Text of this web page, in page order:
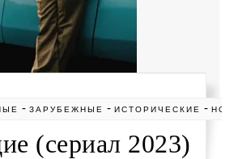
-ЗАРУБЕЖНЫЕ -ИСТОРИЧЕСКИЕ -
(сериал 2023)